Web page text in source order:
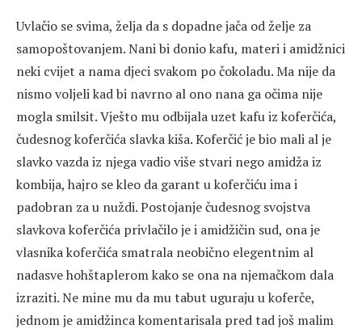
Uvlačio se svima, želja da s dopadne jača od želje za
samopoštovanjem. Nani bi donio kafu, materi i amidžnici
neki cvijet a nama djeci svakom po čokoladu. Ma nije da
nismo voljeli kad bi navrno al ono nana ga očima nije
mogla smilsit. Vješto mu odbijala uzet kafu iz koferčića,
čudesnog koferčića slavka kiša. Koferčić je bio mali al je
slavko vazda iz njega vadio više stvari nego amidža iz
kombija, hajro se kleo da garant u koferčiću ima i
padobran za u nuždi. Postojanje čudesnog svojstva
slavkova koferčića privlačilo je i amidžičin sud, ona je
vlasnika koferčića smatrala neobično elegentnim al
nadasve hohštaplerom kako se ona na njemačkom dala
izraziti. Ne mine mu da mu tabut uguraju u koferče,
jednom je amidžinca komentarisala pred tad još malim